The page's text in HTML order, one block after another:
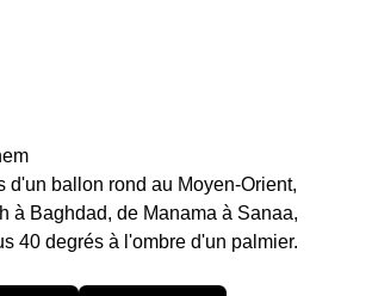
d'un ballon rond au Moyen-Orient,
à Baghdad, de Manama à Sanaa,
40 degrés à l'ombre d'un palmier.